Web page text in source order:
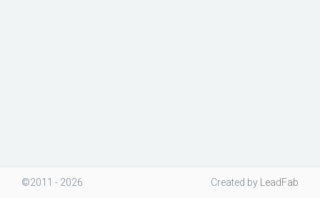
©2011 - 2026 Created by LeadFab